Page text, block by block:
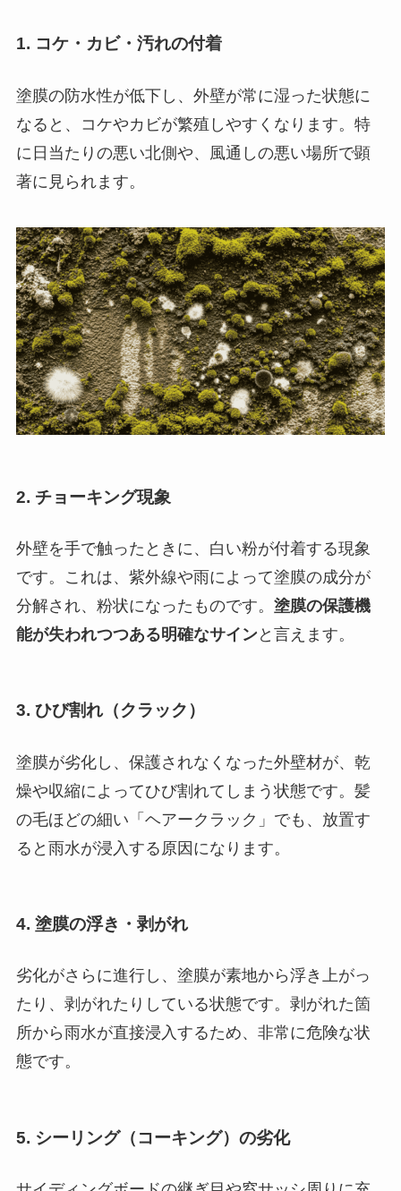
1. コケ・カビ・汚れの付着
塗膜の防水性が低下し、外壁が常に湿った状態に
なると、コケやカビが繁殖しやすくなります。特
に日当たりの悪い北側や、風通しの悪い場所で顕
著に見られます。
2. チョーキング現象
外壁を手で触ったときに、白い粉が付着する現象
です。これは、紫外線や雨によって塗膜の成分が
分解され、粉状になったものです。 塗膜の保護機
能が失われつつある明確なサインと言えます。
3. ひび割れ（クラック）
塗膜が劣化し、保護されなくなった外壁材が、乾
燥や収縮によってひび割れてしまう状態です。髪
の毛ほどの細い「ヘアークラック」でも、放置す
ると雨水が浸入する原因になります。
4. 塗膜の浮き・剥がれ
劣化がさらに進行し、塗膜が素地から浮き上がっ
たり、剥がれたりしている状態です。剥がれた箇
所から雨水が直接浸入するため、非常に危険な状
態です。
5. シーリング（コーキング）の劣化